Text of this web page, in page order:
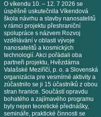
O víkendu 10. – 12. 7 2026 se
úspěšně uskutečnila Víkendová
škola návrhu a stavby nanosatelitů
v rámci projektu přeshraniční
spolupráce s názvem Rozvoj
vzdělávání v oblasti vývoje
nanosatelitů a kosmických
technologií. Akci pořádali oba
partneři projektu, Hvězdárna
Valašské Meziříčí, p. o. a Slovenská
organizácia pre vesmírné aktivity a
zúčastnilo se ji 15 účastníků z obou
stran hranice. Součástí opravdu
bohatého a zajímavého programu
byly nejen teoretické přednášky,
semináře, praktické činnosti se